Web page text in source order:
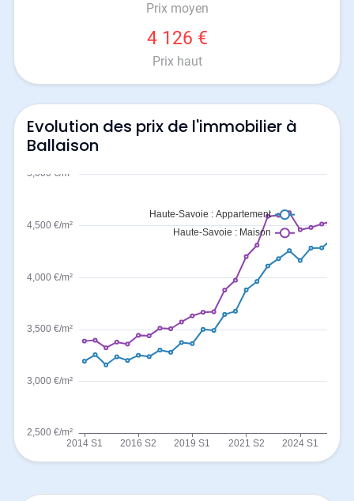
Prix moyen
4 126 €
Prix haut
Evolution des prix de l'immobilier à
Ballaison